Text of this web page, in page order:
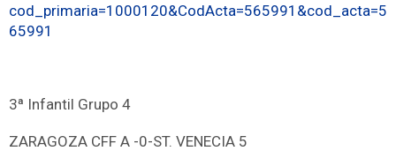
cod_primaria=1000120&CodActa=565991&cod_acta=5
65991
3ª Infantil Grupo 4
ZARAGOZA CFF A -0-ST. VENECIA 5